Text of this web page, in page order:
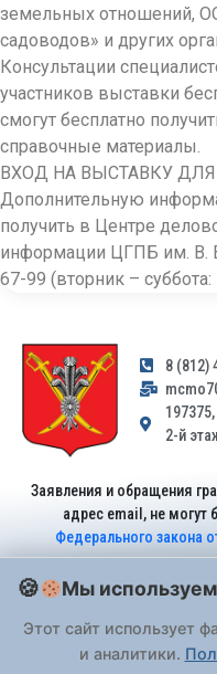
земельных отношений,
садоводов» и других
Консультации
участников выставки
смогут бесплатно
справочные материалы.
ВХОД НА ВЫСТАВКУ
Дополнительную
получить в Центре
информации ЦГПБ им. В.
67-99 (вторник –
8 (812)
2-й
Заявления и обращения
адрес email, не могут
Федерального закона
принимаются только: по
или лично при
Мы
Этот сайт использует
и аналитики.